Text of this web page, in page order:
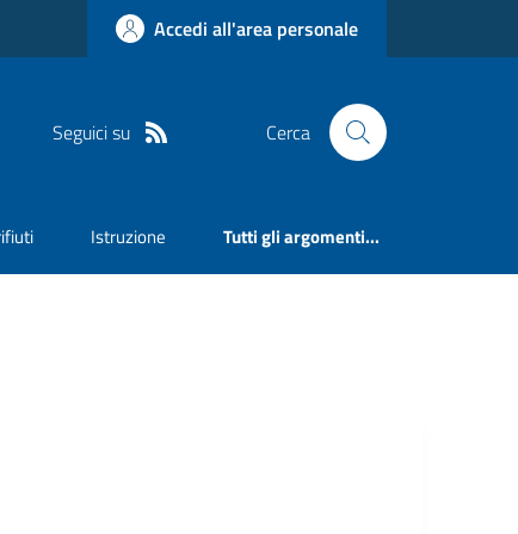
Accedi all'area personale
Seguici su Cerca
Istruzione Tutti gli argomenti...